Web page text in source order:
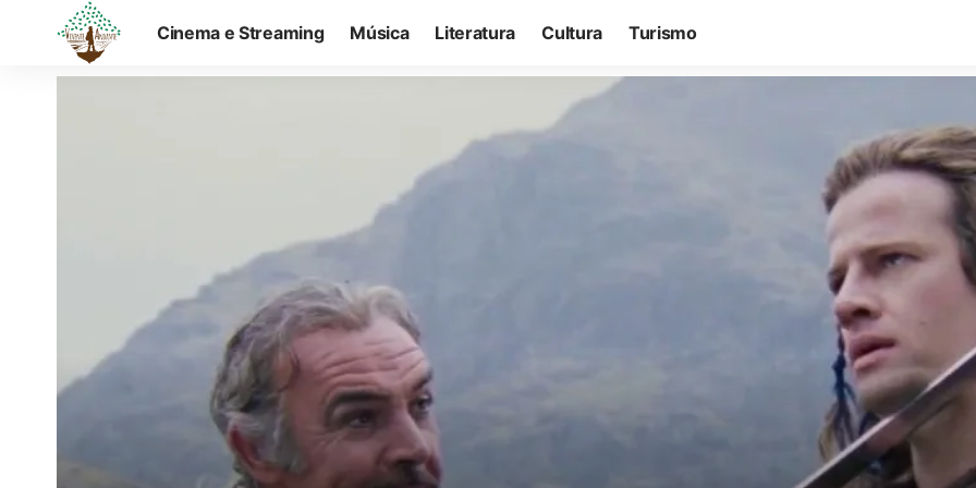
Cinema e Streaming Música Literatura Cultura Turismo